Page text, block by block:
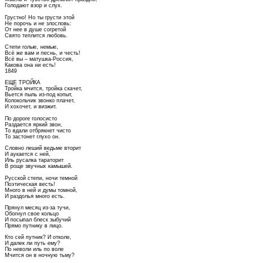
Голодают взор и слух.
Грустно! Но ты грусти этой
Не порочь и не злословь:
От нее в душе согретой
Свято теплится любовь.
Степи голые, немые,
Всё же вам и песнь, и честь!
Всё вы – матушка-Россия,
Какова она ни есть!
1849
ЕЩЕ ТРОЙКА
Тройка мчится, тройка скачет,
Вьется пыль из-под копыт,
Колокольчик звонко плачет,
И хохочет, и визжит.
По дороге голосисто
Раздается яркий звон,
То вдали отбрякнет чисто
То застонет глухо он.
Словно леший ведьме вторит
И аукается с ней,
Иль русалка тараторит
В роще звучных камышей.
Русской степи, ночи темной
Поэтическая весть!
Много в ней и думы томной,
И раздолья много есть.
Прянул месяц из-за тучи,
Обогнул свое кольцо
И посыпал блеск зыбучий
Прямо путнику в лицо.
Кто сей путник? И отколе,
И далек ли путь ему?
По неволи иль по воле
Мчится он в ночную тьму?